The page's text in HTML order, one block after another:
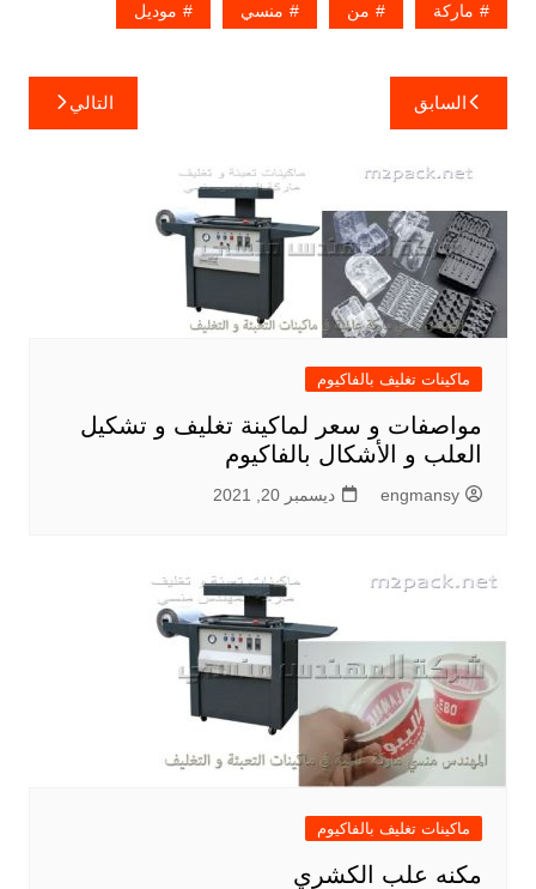
ماركة من منسي موديل
تصفّح
المقالات
السابق التالي
ماكينات تغليف بالفاكيوم
مواصفات و سعر لماكينة تغليف و تشكيل
العلب و الأشكال بالفاكيوم
engmansy ديسمبر 20, 2021
ماكينات تغليف بالفاكيوم
مكنه علب الكشري